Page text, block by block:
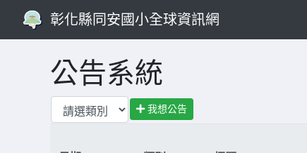
彰化縣同安國小全球資訊網
公告系統
我想公告